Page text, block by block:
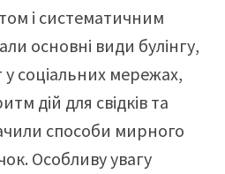
і систематичним
основні види булінгу,
у соціальних мережах,
дій для свідків та
способи мирного
Особливу увагу